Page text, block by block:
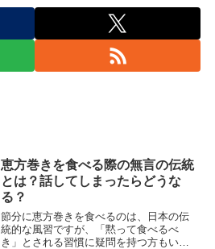
恵方巻きを食べる際の無言の伝統
とは？話してしまったらどうな
る？
節分に恵方巻きを食べるのは、日本の伝
統的な風習ですが、「黙って食べるべ
き」とされる習慣に疑問を持つ方もいる